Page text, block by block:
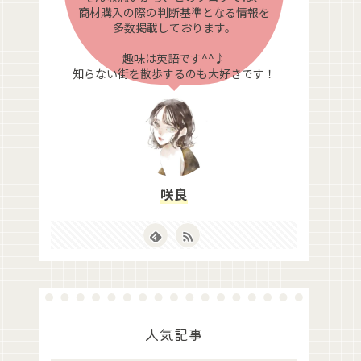
商材購入の際の判断基準となる情報を
多数掲載しております。
趣味は英語です^^♪
知らない街を散歩するのも大好きです！
咲良
人気記事